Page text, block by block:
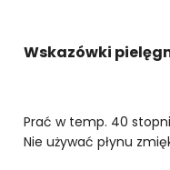
Wskazówki
Prać w temp. 40
Nie używać płynu